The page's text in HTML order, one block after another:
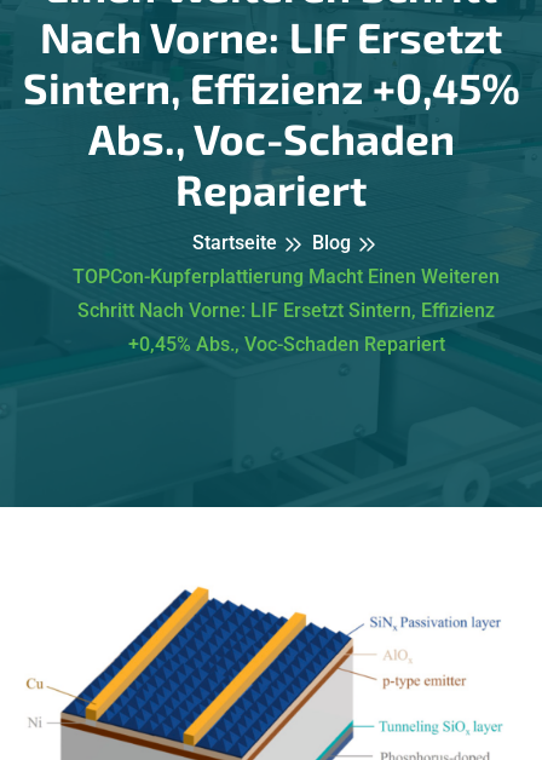
Nach Vorne: LIF Ersetzt
Sintern, Effizienz +0,45%
Abs., Voc-Schaden
Repariert
Startseite
Blog
TOPCon-Kupferplattierung Macht Einen Weiteren
Schritt Nach Vorne: LIF Ersetzt Sintern, Effizienz
+0,45% Abs., Voc-Schaden Repariert